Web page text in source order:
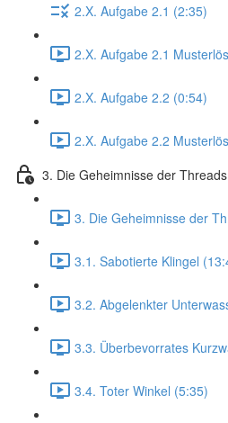
2.X. Aufgabe 2.1 (2:35)
2.X. Aufgabe 2.1
2.X. Aufgabe 2.2 (0:54)
2.X. Aufgabe 2.2
3. Die Geheimnisse der Threads
3. Die Geheimnisse der
3.1. Sabotierte Klingel
3.2. Abgelenkter
3.3. Überbevorrates
3.4. Toter Winkel (5:35)